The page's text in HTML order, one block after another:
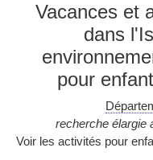
Vacances et
dans
pour
recherche élargie
Voir les activités pour